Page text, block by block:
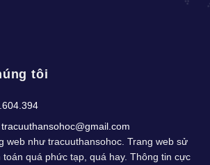
tôi
tracuuthansohoc@gmail.com
web như tracuuthansohoc. Trang web sử
quá phức tạp, quá hay. Thông tin cực